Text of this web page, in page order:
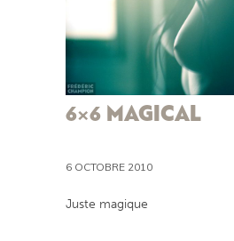
6×6 MAGICAL
6 OCTOBRE 2010
Juste magique